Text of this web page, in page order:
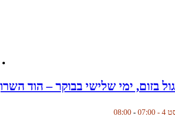
בזום, ימי שלישי בבוקר – הוד
-
08:00